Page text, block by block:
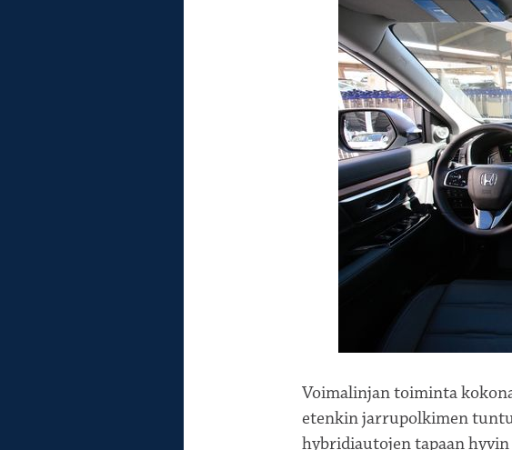
Voimalinjan toiminta
etenkin jarrupolkimen
hybridiautojen tapaan